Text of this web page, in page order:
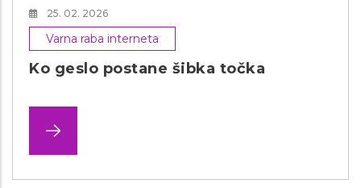
25. 02. 2026
Varna raba interneta
Ko geslo postane šibka točka